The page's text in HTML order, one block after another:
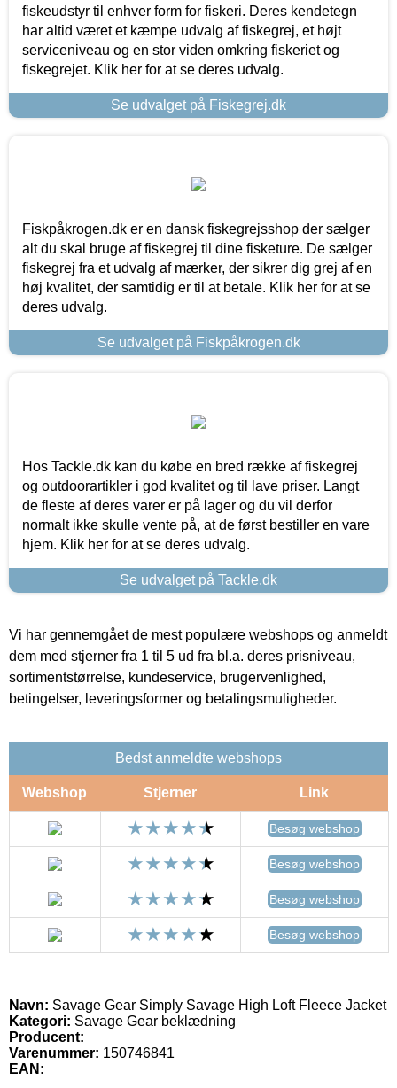
fiskeudstyr til enhver form for fiskeri. Deres kendetegn
har altid været et kæmpe udvalg af fiskegrej, et højt
serviceniveau og en stor viden omkring fiskeriet og
fiskegrejet. Klik her for at se deres udvalg.
Se udvalget på Fiskegrej.dk
Fiskpåkrogen.dk er en dansk fiskegrejsshop der sælger
alt du skal bruge af fiskegrej til dine fisketure. De sælger
fiskegrej fra et udvalg af mærker, der sikrer dig grej af en
høj kvalitet, der samtidig er til at betale. Klik her for at se
deres udvalg.
Se udvalget på Fiskpåkrogen.dk
Hos Tackle.dk kan du købe en bred række af fiskegrej
og outdoorartikler i god kvalitet og til lave priser. Langt
de fleste af deres varer er på lager og du vil derfor
normalt ikke skulle vente på, at de først bestiller en vare
hjem. Klik her for at se deres udvalg.
Se udvalget på Tackle.dk
Vi har gennemgået de mest populære webshops og anmeldt
dem med stjerner fra 1 til 5 ud fra bl.a. deres prisniveau,
sortimentstørrelse, kundeservice, brugervenlighed,
betingelser, leveringsformer og betalingsmuligheder.
Bedst anmeldte webshops
Webshop Stjerner Link
Besøg webshop
Besøg webshop
Besøg webshop
Besøg webshop
Navn: Savage Gear Simply Savage High Loft Fleece Jacket
Kategori: Savage Gear beklædning
Producent:
Varenummer: 150746841
EAN: